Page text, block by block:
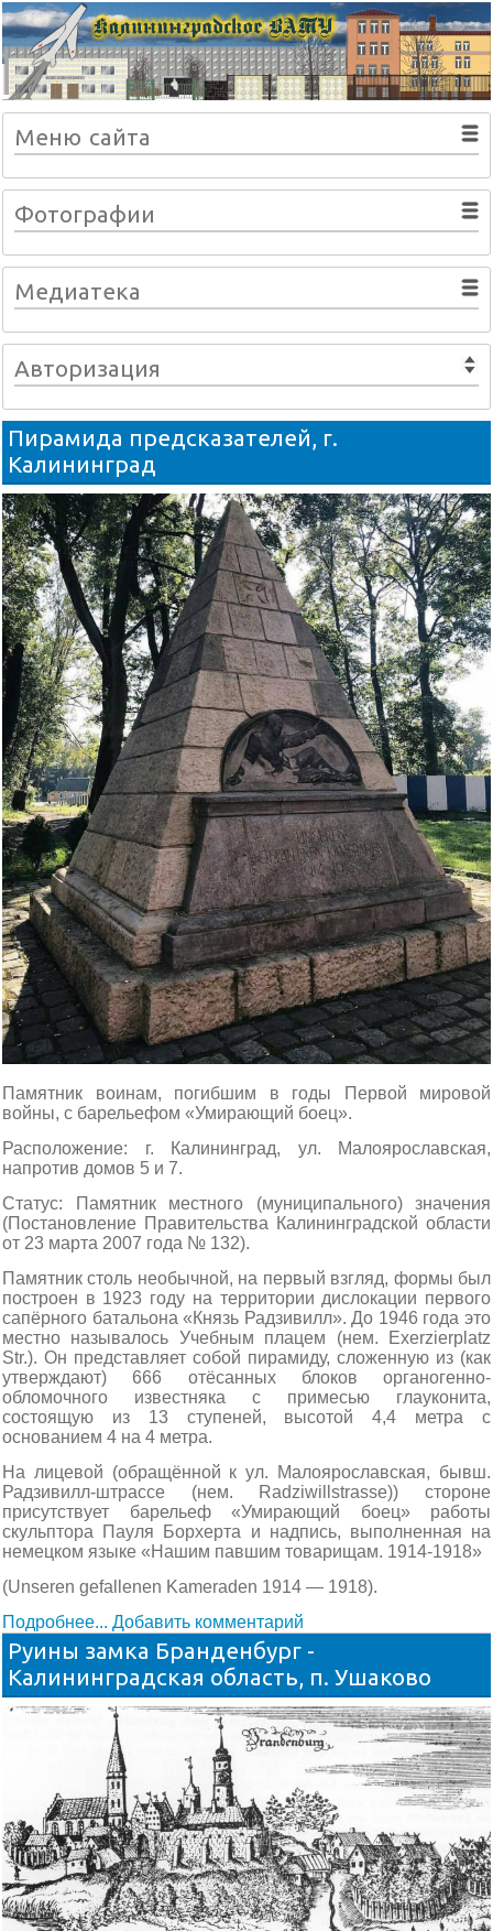
Меню сайта
Фотографии
Медиатека
Авторизация
Пирамида предсказателей, г.
Калининград
Памятник воинам, погибшим в годы Первой мировой
войны, с барельефом «Умирающий боец».
Расположение: г. Калининград, ул. Малоярославская,
напротив домов 5 и 7.
Статус: Памятник местного (муниципального) значения
(Постановление Правительства Калининградской области
от 23 марта 2007 года № 132).
Памятник столь необычной, на первый взгляд, формы был
построен в 1923 году на территории дислокации первого
сапёрного батальона «Князь Радзивилл». До 1946 года это
местно называлось Учебным плацем (нем. Exerzierplatz
Str.). Он представляет собой пирамиду, сложенную из (как
утверждают) 666 отёсанных блоков органогенно-
обломочного известняка с примесью глауконита,
состоящую из 13 ступеней, высотой 4,4 метра с
основанием 4 на 4 метра.
На лицевой (обращённой к ул. Малоярославская, бывш.
Радзивилл-штрассе (нем. Radziwillstrasse)) стороне
присутствует барельеф «Умирающий боец» работы
скульптора Пауля Борхерта и надпись, выполненная на
немецком языке «Нашим павшим товарищам. 1914-1918»
(Unseren gefallenen Kameraden 1914 — 1918).
Подробнее... Добавить комментарий
Руины замка Бранденбург -
Калининградская область, п. Ушаково